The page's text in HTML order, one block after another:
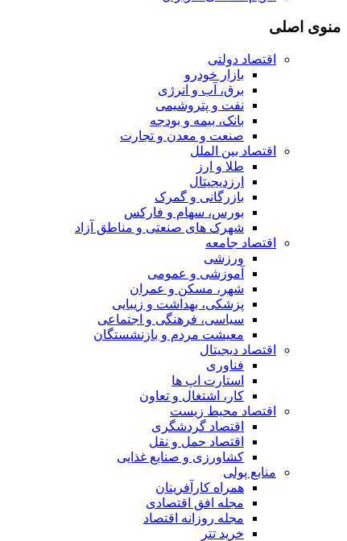
منوی اصلی
اقتصاد دولتی
بازار خودرو
برق، آب و انرژی
نفت و پتروشیمی
بانک، بیمه و بودجه
صنعت و معدن و تجارت
اقتصاد بین الملل
طلا و ارز
ارزدیجیتال
بازرگانی و گمرک
بورس، سهام و فارکس
شهرک های صنعتی و مناطق آزاد
اقتصاد جامعه
ورزشی
آموزشی و عمومی
شهر، مسکن و عمران
پزشکی، بهداشت و زیبایی
سیاسی، فرهنگی و اجتماعی
معیشت مردم و بازنشستگان
اقتصاد دیجیتال
فناوری
استارت اپ ها
کار، اشتغال و تعاون
اقتصاد محیط زیست
اقتصاد گردشگری
اقتصاد حمل و نقل
کشاورزی و صنایع غذایی
منابع پولی
همراه کارآفرینان
مجله افق اقتصادی
مجله روزانه اقتصاد
خرید تتر